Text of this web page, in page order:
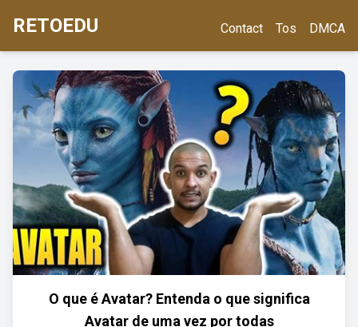
RETOEDU Contact Tos DMCA
O que é Avatar? Entenda o que significa
Avatar de uma vez por todas